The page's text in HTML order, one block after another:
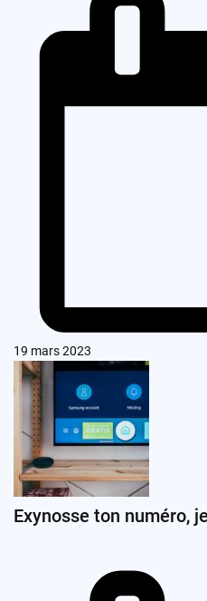
19 mars 2023
Exynosse ton numéro,